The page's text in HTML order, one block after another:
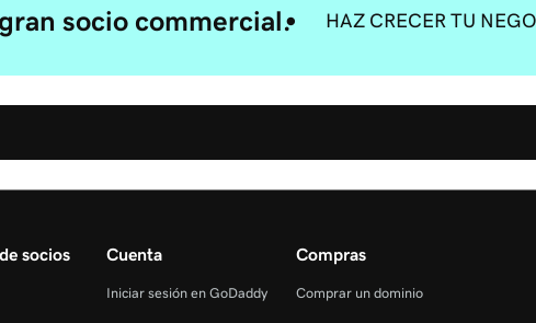
socio commercial. HAZ CRECER TU
socios Cuenta
Iniciar sesión en GoDaddy
Compras
Comprar un dominio